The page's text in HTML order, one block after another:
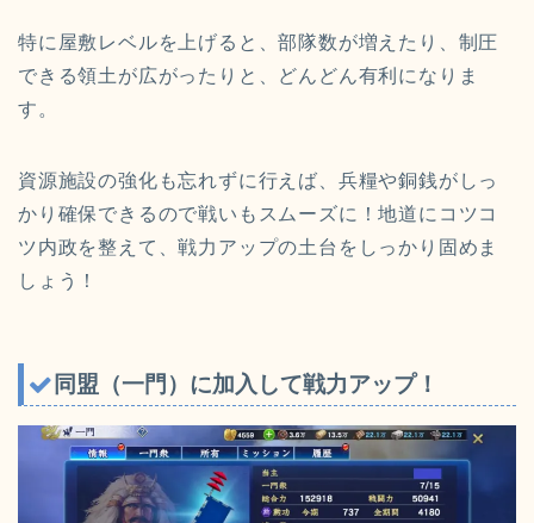
特に屋敷レベルを上げると、部隊数が増えたり、制圧
できる領土が広がったりと、どんどん有利になりま
す。
資源施設の強化も忘れずに行えば、兵糧や銅銭がしっ
かり確保できるので戦いもスムーズに！地道にコツコ
ツ内政を整えて、戦力アップの土台をしっかり固めま
しょう！
同盟（一門）に加入して戦力アップ！